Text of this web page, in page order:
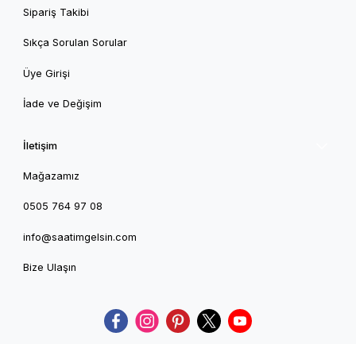
Sipariş Takibi
Sıkça Sorulan Sorular
Üye Girişi
İade ve Değişim
İletişim
Mağazamız
0505 764 97 08
info@saatimgelsin.com
Bize Ulaşın